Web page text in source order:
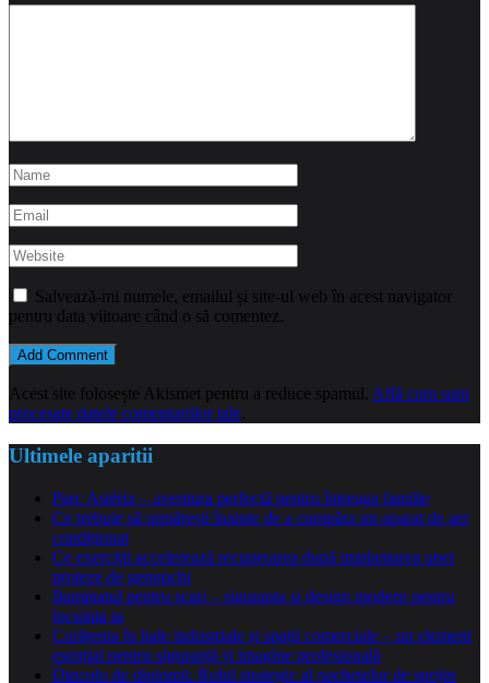
Salvează-mi numele, emailul și site-ul web în acest navigator
pentru data viitoare când o să comentez.
Acest site folosește Akismet pentru a reduce spamul. Află cum sunt
procesate datele comentariilor tale
Ultimele aparitii
Parc Astérix – aventura perfectă pentru întreaga familie
Ce trebuie să urmărești înainte de a cumpăra un aparat de aer
condiționat
Ce exerciții accelerează recuperarea după implantarea unei
proteze de genunchi
Iluminatul pentru scari – siguranta si design modern pentru
locuinta ta
Curățenia în hale industriale și spații comerciale – un element
esențial pentru siguranță și imagine profesională
Dincolo de diplomă: Rolul strategic al pachetelor de sprijin